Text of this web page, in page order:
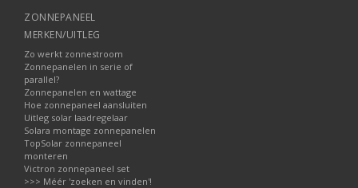
ZONNEPANEEL
MERKEN/UITLEG
Zo werkt zonnestroom
Zonnepanelen in serie of
parallel?
Zonnepanelen en wattage
Hoe zonnepaneel aansluiten
Uitleg solar laadregelaar
Solara montage zonnepanelen
TopSolar zonnepaneel
monteren
Victron zonnepaneel set
>>> Méér 'zoeken en vinden'!